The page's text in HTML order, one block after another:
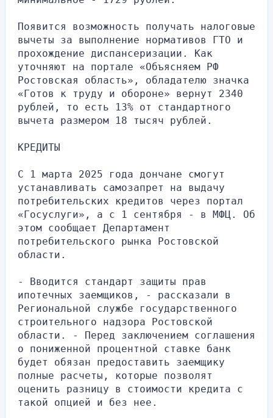
Появится возможность получать налоговые
вычеты за выполнение нормативов ГТО и
прохождение диспансеризации. Как
уточняют на портале «Объясняем РФ
Ростовская область», обладателю значка
«Готов к труду и обороне» вернут 2340
рублей, то есть 13% от стандартного
вычета размером 18 тысяч рублей.
КРЕДИТЫ
С 1 марта 2025 года дончане смогут
устанавливать самозапрет на выдачу
потребительских кредитов через портал
«Госуслуги», а с 1 сентября - в МФЦ. Об
этом сообщает Департамент
потребительского рынка Ростовской
области.
- Вводится стандарт защиты прав
ипотечных заемщиков, - рассказали в
Региональной службе государственного
строительного надзора Ростовской
области. - Перед заключением соглашения
о пониженной процентной ставке банк
будет обязан предоставить заемщику
полные расчеты, которые позволят
оценить разницу в стоимости кредита с
такой опцией и без нее.